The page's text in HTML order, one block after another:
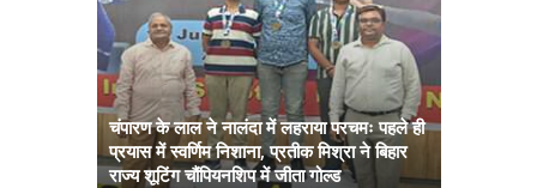
चंपारण के लाल ने नालंदा में लहराया परचमः पहले ही
प्रयास में स्वर्णिम निशाना, प्रतीक मिश्रा ने बिहार
राज्य शूटिंग चौंपियनशिप में जीता गोल्ड